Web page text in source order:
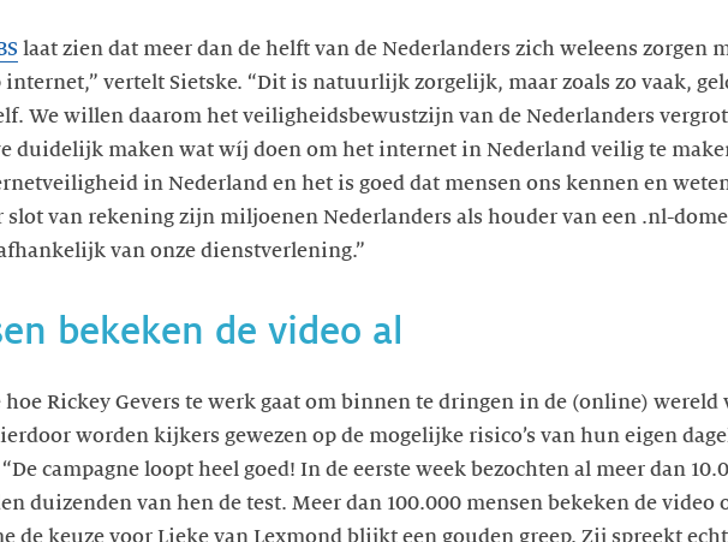
laat zien dat meer dan de helft van de Nederlanders zich weleens zorgen
vertelt Sietske. “Dit is natuurlijk zorgelijk, maar zoals zo vaak,
We willen daarom het veiligheidsbewustzijn van de Nederlanders
duidelijk maken wat wíj doen om het internet in Nederland veilig te
in Nederland en het is goed dat mensen ons kennen en
slot van rekening zijn miljoenen Nederlanders als houder van een .nl-
van onze dienstverlening.”
bekeken de video al
hoe Rickey Gevers te werk gaat om binnen te dringen in de (online) wereld
worden kijkers gewezen op de mogelijke risico’s van hun eigen
campagne loopt heel goed! In de eerste week bezochten al meer dan
duizenden van hen de test. Meer dan 100.000 mensen bekeken de video
de keuze voor Lieke van Lexmond blijkt een gouden greep. Zij spreekt